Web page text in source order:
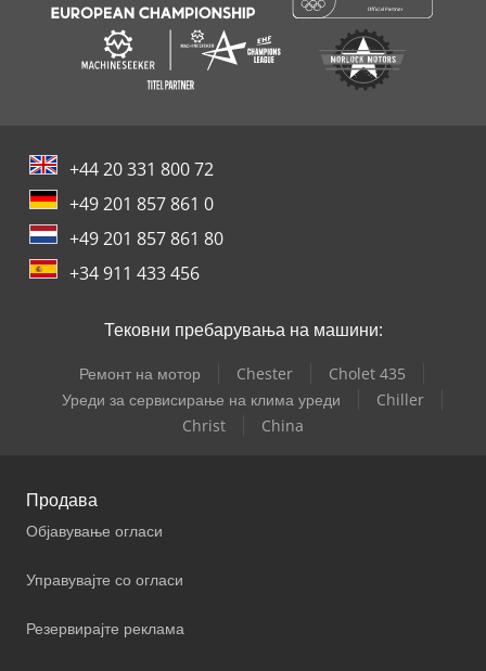
+44 20 331 800 72
+49 201 857 861 0
+49 201 857 861 80
+34 911 433 456
Тековни пребарувања на машини:
Ремонт на мотор Chester
Cholet 435
Уреди за сервисирање на клима уреди
Chiller
Christ
China
Продава
Објавување огласи
Управувајте со огласи
Резервирајте реклама